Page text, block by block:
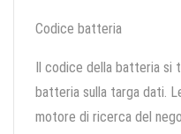
Codice batteria
Il codice della batteria si
batteria sulla targa dati.
motore di ricerca del